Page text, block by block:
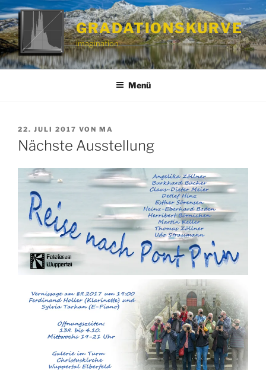
Zum
Inhalt
springen
GRADATIONSKURVE
imagination
Menü
VERÖFFENTLICHT
AM
22. JULI 2017 VON MA
Nächste Ausstellung